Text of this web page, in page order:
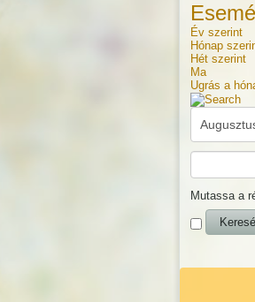
Év szerint
Hónap
Hét szerint
Ma
Ugrás a
Mutassa a